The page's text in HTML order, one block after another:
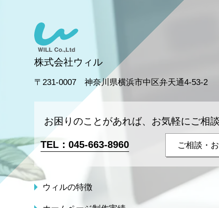
株式会社ウィル
〒231-0007 神奈川県横浜市中区弁天通4-53-2
お困りのことがあれば、お気軽にご相
TEL： 045-663-8960 ご相談・
ウィルの特徴